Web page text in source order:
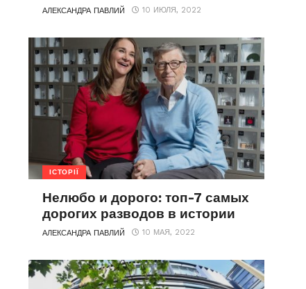
АЛЕКСАНДРА ПАВЛИЙ 10 ИЮЛЯ, 2022
ІСТОРІЇ
Нелюбо и дорого: топ-7 самых
дорогих разводов в истории
АЛЕКСАНДРА ПАВЛИЙ 10 МАЯ, 2022